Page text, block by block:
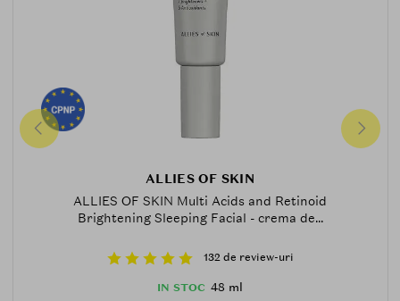
ALLIES OF SKIN
ALLIES OF SKIN Multi Acids and Retinoid
Brightening Sleeping Facial - crema de...
132 de review-uri
IN STOC 48 ml